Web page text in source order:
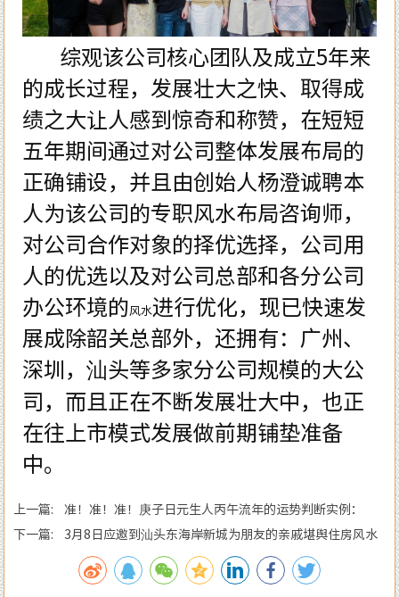
综观该公司核心团队及成立5年来
的成长过程，发展壮大之快、取得成
绩之大让人感到惊奇和称赞，在短短
五年期间通过对公司整体发展布局的
正确铺设，并且由创始人杨澄诚聘本
人为该公司的专职风水布局咨询师，
对公司合作对象的择优选择，公司用
人的优选以及对公司总部和各分公司
办公环境的风水进行优化，现已快速发
展成除韶关总部外，还拥有：广州、
深圳，汕头等多家分公司规模的大公
司，而且正在不断发展壮大中，也正
在往上市模式发展做前期铺垫准备
中。
上一篇: 准！准！准！庚子日元生人丙午流年的运势判断实例：
下一篇: 3月8日应邀到汕头东海岸新城为朋友的亲戚堪舆住房风水